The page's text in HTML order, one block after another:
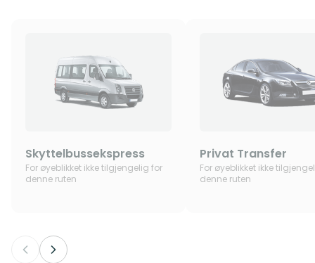
Skyttelbussekspress
For øyeblikket ikke tilgjengelig for
denne ruten
Privat Transfer
For øyeblikket ikke
denne ruten